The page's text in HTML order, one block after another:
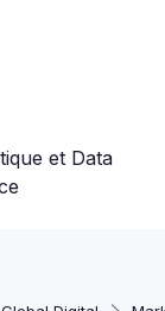
et Data